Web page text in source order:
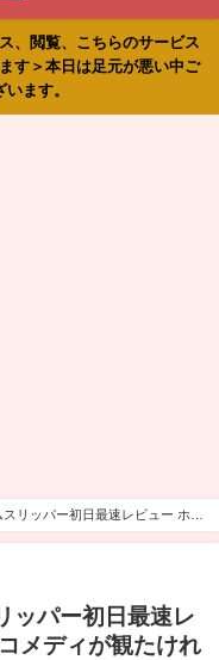
、閲覧、こちらのサービス
す＞本日は足元が悪い中ご
ます。
スリッパー初日最速レビュー ホン
ッパー初日最速レ
メディが観たけれ